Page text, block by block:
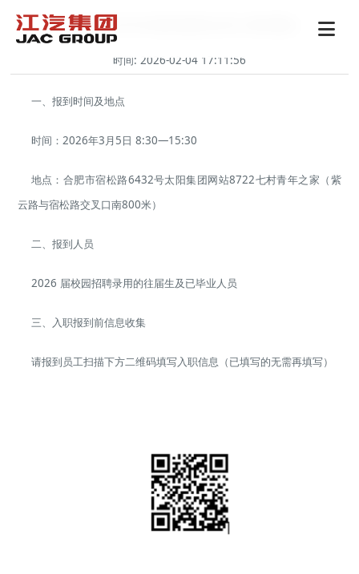
江淮汽车2026年提前批新知识员工报到通知
时间: 2026-02-04 17:11:56
一、报到时间及地点
时间：2026年3月5日 8:30—15:30
地点：合肥市宿松路6432号太阳集团网站8722七村青年之家（紫
云路与宿松路交叉口南800米）
二、报到人员
2026 届校园招聘录用的往届生及已毕业人员
三、入职报到前信息收集
请报到员工扫描下方二维码填写入职信息（已填写的无需再填写）